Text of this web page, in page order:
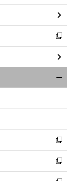
ウ
で
開
く
新
し
い
ウ
ィ
ン
ウ
開
く
新
し
い
ウ
新
し